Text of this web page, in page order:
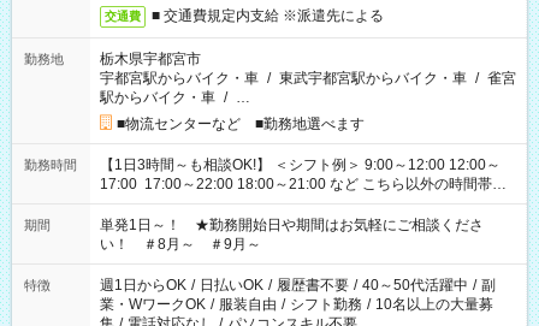
交通費 ■ 交通費規定内支給 ※派遣先による
勤務地
栃木県宇都宮市
宇都宮駅からバイク・車 / 東武宇都宮駅からバイク・車 / 雀宮
駅からバイク・車 / …
■物流センターなど ■勤務地選べます
勤務時間
【1日3時間～も相談OK!】 ＜シフト例＞ 9:00～12:00 12:00～
17:00 17:00～22:00 18:00～21:00 など こちら以外の時間帯も
お気軽にご相談ください！
期間
単発1日～！ ★勤務開始日や期間はお気軽にご相談くださ
い！ ＃8月～ ＃9月～
特徴 週1日からOK / 日払いOK / 履歴書不要 / 40～50代活躍中 / 副
業・WワークOK / 服装自由 / シフト勤務 / 10名以上の大量募